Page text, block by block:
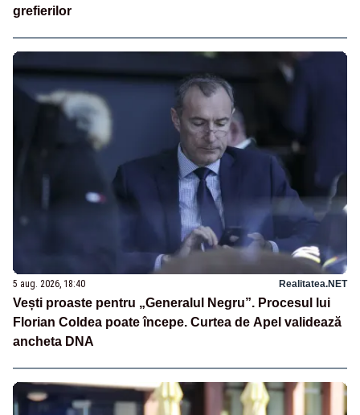
grefierilor
5 aug. 2026, 18:40 Realitatea.NET
Vești proaste pentru „Generalul Negru”. Procesul lui
Florian Coldea poate începe. Curtea de Apel validează
ancheta DNA